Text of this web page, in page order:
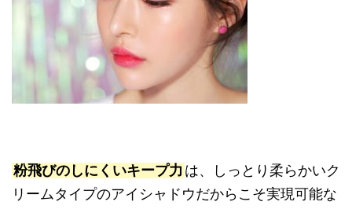
粉飛びのしにくいキープ力 は、しっとり柔らかいク
リームタイプのアイシャドウだからこそ実現可能な